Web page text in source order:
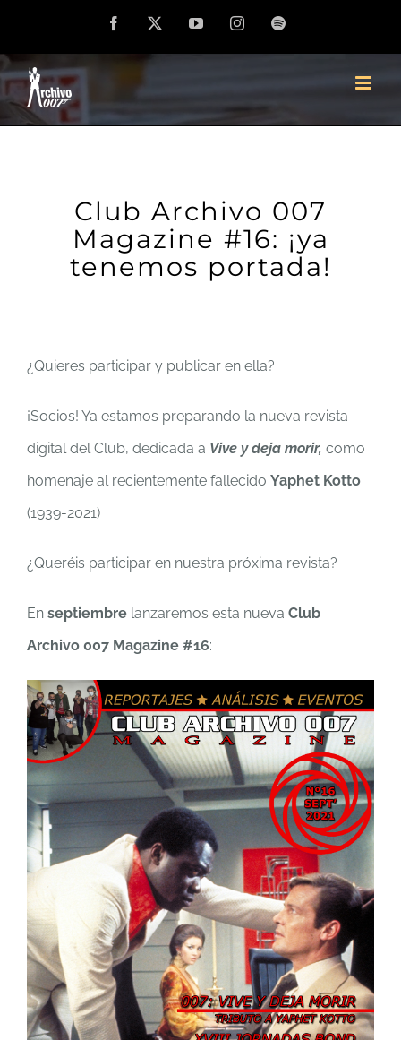
contenido
Facebook YouTubeInstagramSpotify
Club Archivo 007
Magazine #16: ¡ya
tenemos portada!
¿Quieres participar y publicar en ella?
¡Socios! Ya estamos preparando la nueva revista
digital del Club, dedicada a Vive y deja morir, como
homenaje al recientemente fallecido Yaphet Kotto
(1939-2021)
¿Queréis participar en nuestra próxima revista?
En septiembre lanzaremos esta nueva Club
Archivo 007 Magazine #16: